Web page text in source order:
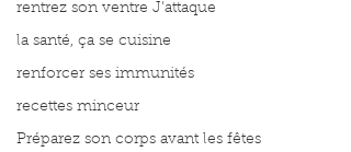
rentrez son ventre J'attaque
la santé, ça se cuisine
renforcer ses immunités
recettes minceur
Préparez son corps avant les fêtes